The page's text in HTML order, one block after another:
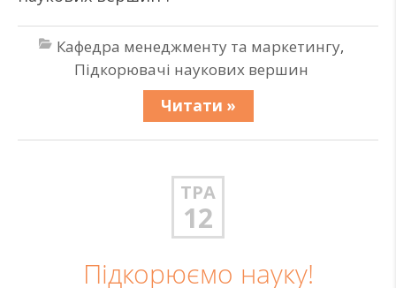
Кафедра менеджменту та маркетингу,
Підкорювачі наукових вершин
Читати »
ТРА
12
Підкорюємо науку!